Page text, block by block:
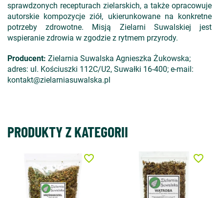
sprawdzonych recepturach zielarskich, a także opracowuje
autorskie kompozycje ziół, ukierunkowane na konkretne
potrzeby zdrowotne. Misją Zielarni Suwalskiej jest
wspieranie zdrowia w zgodzie z rytmem przyrody.
Producent: Zielarnia Suwalska Agnieszka Żukowska;
adres: ul. Kościuszki 112C/U2, Suwałki 16-400; e-mail:
kontakt@zielarniasuwalska.pl
PRODUKTY Z KATEGORII
favorite_border favorite_border